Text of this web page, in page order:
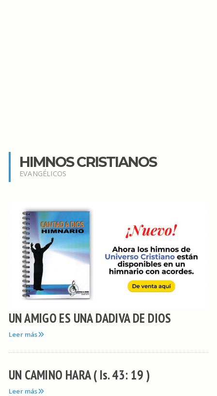
HIMNOS CRISTIANOS
EVANGÉLICOS
UN AMIGO ES UNA DADIVA DE DIOS
Leer más
UN CAMINO HARA ( Is. 43: 19 )
Leer más